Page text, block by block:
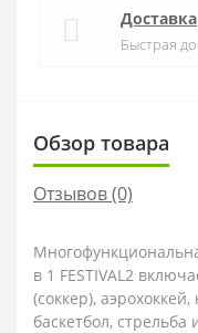
Доставка
Быстрая
Обзор товара
Отзывов (0)
в 1 FESTIVAL2
(соккер),
баскетбол, стрельба